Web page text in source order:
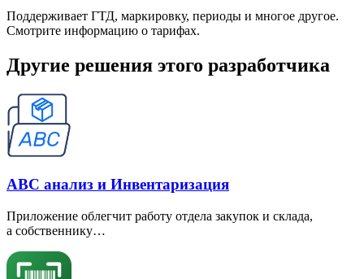
Поддерживает ГТД, маркировку, периоды и многое другое.
Смотрите информацию о тарифах.
Другие решения этого разработчика
ABC анализ и Инвентаризация
Приложение облегчит работу отдела закупок и склада,
а собственнику…